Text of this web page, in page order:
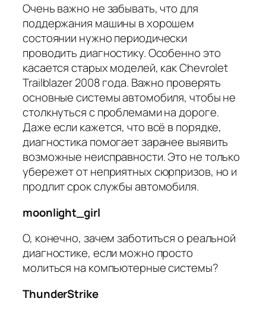
Очень важно не забывать, что для
поддержания машины в хорошем
состоянии нужно периодически
проводить диагностику. Особенно это
касается старых моделей, как Chevrolet
Trailblazer 2008 года. Важно проверять
основные системы автомобиля, чтобы не
столкнуться с проблемами на дороге.
Даже если кажется, что всё в порядке,
диагностика помогает заранее выявить
возможные неисправности. Это не только
убережет от неприятных сюрпризов, но и
продлит срок службы автомобиля.
moonlight_girl
О, конечно, зачем заботиться о реальной
диагностике, если можно просто
молиться на компьютерные системы?
ThunderStrike